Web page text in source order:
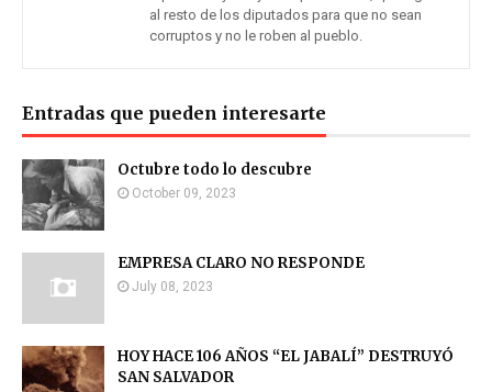
al resto de los diputados para que no sean
corruptos y no le roben al pueblo.
Entradas que pueden interesarte
Octubre todo lo descubre
October 09, 2023
EMPRESA CLARO NO RESPONDE
July 08, 2023
HOY HACE 106 AÑOS “EL JABALÍ” DESTRUYÓ
SAN SALVADOR